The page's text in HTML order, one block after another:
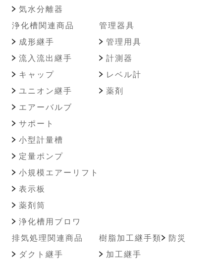
気水分離器
浄化槽関連商品
成形継手
流入流出継手
キャップ
ユニオン継手
エアーバルブ
サポート
小型計量槽
定量ポンプ
小規模エアーリフト
表示板
薬剤筒
浄化槽用ブロワ
管理器具
管理用具
計測器
レベル計
薬剤
排気処理関連商品
ダクト継手
樹脂加工継手類
加工継手
防災